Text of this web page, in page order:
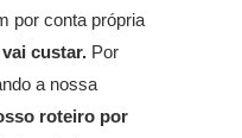
por conta própria
custar. Por
a nossa
roteiro por